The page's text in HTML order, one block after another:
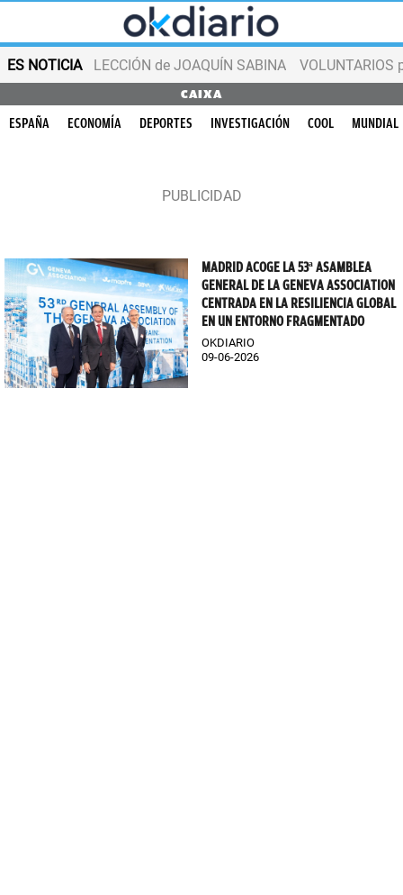
ES NOTICIA LECCIÓN de JOAQUÍN SABINA VOLUNTARIOS
CAIXA
ESPAÑA ECONOMÍA DEPORTES INVESTIGACIÓN COOL MUNDIAL
MADRID ACOGE LA 53ª ASAMBLEA
GENERAL DE LA GENEVA ASSOCIATION
CENTRADA EN LA RESILIENCIA GLOBAL
EN UN ENTORNO FRAGMENTADO
OKDIARIO
09-06-2026